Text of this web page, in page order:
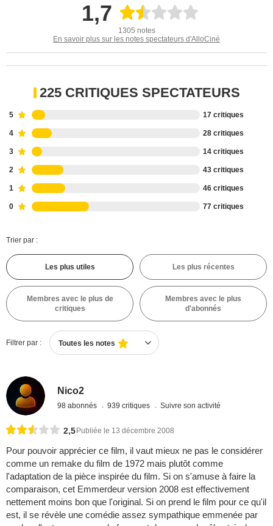
1,7
1305 notes
En savoir plus sur les notes spectateurs d'AlloCiné
225 CRITIQUES SPECTATEURS
5 17 critiques
4 28 critiques
3 14 critiques
2 43 critiques
1 46 critiques
0 77 critiques
Trier par :
Les plus utiles Les plus récentes
Membres avec le plus de
critiques
Membres avec le plus
d'abonnés
Filtrer par : Toutes les notes
Nico2
98 abonnés 939 critiques Suivre son activité
2,5 Publiée le 13 décembre 2008
Pour pouvoir apprécier ce film, il vaut mieux ne pas le considérer
comme un remake du film de 1972 mais plutôt comme
l'adaptation de la pièce inspirée du film. Si on s'amuse à faire la
comparaison, cet Emmerdeur version 2008 est effectivement
nettement moins bon que l'original. Si on prend le film pour ce qu'il
est, il se révèle une comédie assez sympathique emmenée par